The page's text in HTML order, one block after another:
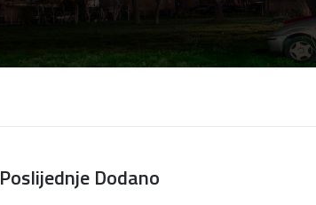
Poslijednje Dodano